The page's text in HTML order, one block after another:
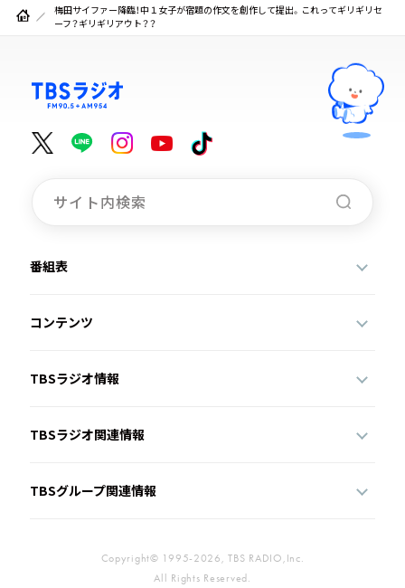
梅田サイファー降臨！中１女子が宿題の作文を創作して提出。これってギリギリセ
ーフ？ギリギリアウト？？
番組表
コンテンツ
TBSラジオ情報
TBSラジオ関連情報
TBSグループ関連情報
Copyright© 1995-2026, TBS RADIO,Inc.
All Rights Reserved.